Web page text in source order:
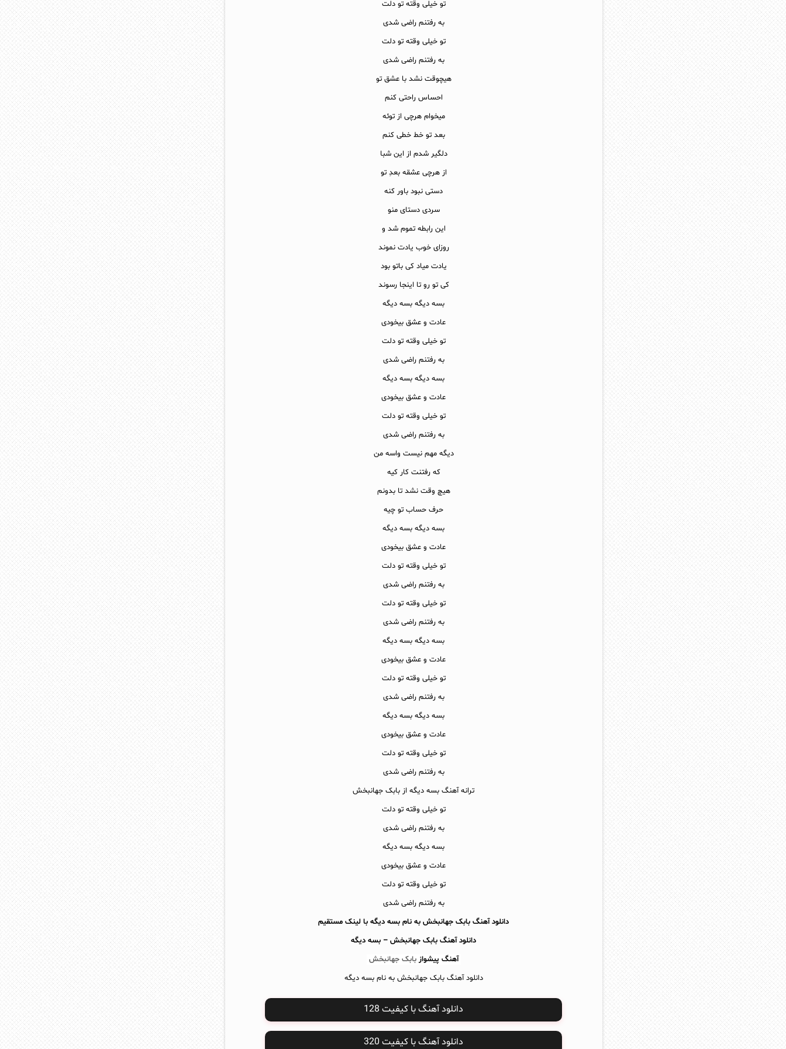
تو خیلی وقته تو دلت
به رفتنم راضی شدی
تو خیلی وقته تو دلت
به رفتنم راضی شدی
هیچوقت نشد با عشق تو
احساس راحتی کنم
میخوام هرچی از توئه
بعد تو خط خطی کنم
دلگیر شدم از این شبا
از هرچی عشقه بعدِ تو
دستی نبود باور کنه
سردی دستای منو
این رابطه تموم شد و
روزای خوب یادت نموند
یادت میاد کی باتو بود
کی تو رو تا اینجا رسوند
بسه دیگه بسه دیگه
عادت و عشق بیخودی
تو خیلی وقته تو دلت
به رفتنم راضی شدی
بسه دیگه بسه دیگه
عادت و عشق بیخودی
تو خیلی وقته تو دلت
به رفتنم راضی شدی
دیگه مهم نیست واسه من
که رفتنت کار کیه
هیچ وقت نشد تا بدونم
حرف حساب تو چیه
بسه دیگه بسه دیگه
عادت و عشق بیخودی
تو خیلی وقته تو دلت
به رفتنم راضی شدی
تو خیلی وقته تو دلت
به رفتنم راضی شدی
بسه دیگه بسه دیگه
عادت و عشق بیخودی
تو خیلی وقته تو دلت
به رفتنم راضی شدی
بسه دیگه بسه دیگه
عادت و عشق بیخودی
تو خیلی وقته تو دلت
به رفتنم راضی شدی
ترانه آهنگ بسه دیگه از بابک جهانبخش
تو خیلی وقته تو دلت
به رفتنم راضی شدی
بسه دیگه بسه دیگه
عادت و عشق بیخودی
تو خیلی وقته تو دلت
به رفتنم راضی شدی
دانلود آهنگ بابک جهانبخش به نام بسه دیگه با لینک مستقیم
دانلود آهنگ بابک جهانبخش – بسه دیگه
آهنگ پیشواز بابک جهانبخش
دانلود آهنگ بابک جهانبخش به نام بسه دیگه
دانلود آهنگ با کیفیت 128
دانلود آهنگ با کیفیت 320